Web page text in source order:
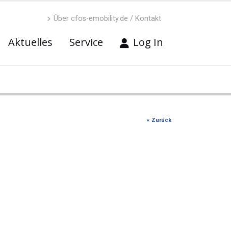
Über cfos-emobility.de / Kontakt
Aktuelles Service Log In
« Zurück